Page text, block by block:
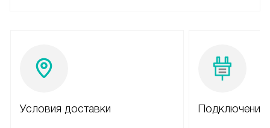
Условия доставки Подключение